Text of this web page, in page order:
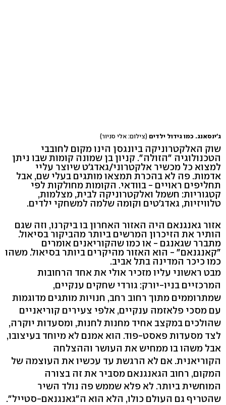
ג'ינסאנג. כמו גידול ילדים (צילום: אלי סניור)
שוק האלקטרוניקה ביונגסן הינו מקום לחובבי
הטכנולוגיה "הזולה". קניון בן שמונה קומות שבו ניתן
למצוא כל מכשיר אלקטרוני/גאדג'ט שיוצר עליי
אדמות. פה לא בהכרת תמצאו מותגים בעלי שם, אבל
תחליפים ראויים - בוודאי. הקומות מחולקות לפי
קטגוריות: חשמל ואלקטרוניקה לבית, מצלמות,
טלוויזיות, גאדג'טים וקומה שלמה למשחקי ילדים.
אזור גאנגנאם היה האזור האחרון בו ביקרנו, וזה שגם
הותיר את הזיכרון המרשים ביותר מהביקור בסיאול.
מתברר שגאנגם - או כמו שהקוריאנים אומרים
"קאנגנאם" - הוא האזור מהיקרים ביותר בסיאול. משהו
כמו כיכר המדינה בתל אביב.
מבט ראשוני עליו מזכיר אולי את אחד הרחובות
המרכזיים בניו-יורק: גורדי שחקים ענקיים,
שמתרוממים מתוך רחוב רחב, חנויות מותגים מדוגמות
עם מסכי פלאזמה ענקיים, אלפי צעירים קוריאניים
שהולכים במקצב אחיד מחנות לחנות, ומסעדות יוקרה,
לצד מסעדות פאסט-פוד. הוא אמנם לא מיוחד בעיצובו,
אבל משהו בו ממחיש את העושר וההצלחה
הקוריאנית. אם לא הרגשת עד עכשיו את העוצמה של
המקום, רחוב הגאנגנאם מסביר את זה בצורה
המוחשית ביותר. לא פלא שממש פה נולד השיר
שהטריף גם העולם כולו, הלא הוא ה"גאנגנאם-סטייל".